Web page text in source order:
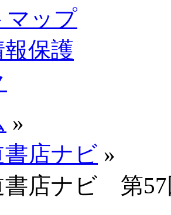
マップ
保護
»
店ナビ »
書店ナビ 第